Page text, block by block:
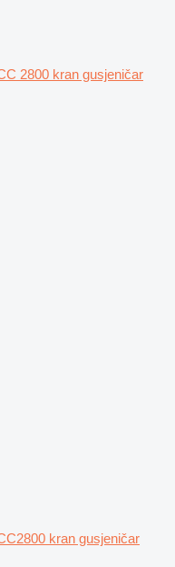
2800 kran gusjeničar
kran gusjeničar